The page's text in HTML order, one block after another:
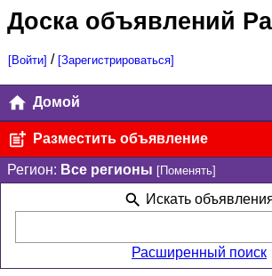
Доска объявлений
[Войти] / [Зарегистрироваться]
Домой
Разместить объявление
Регион: Все регионы [Поменять]
Искать
Расширенный поиск